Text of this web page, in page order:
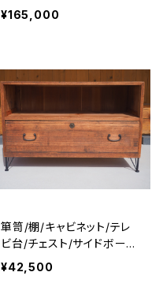
25
¥165,000
箪笥/棚/キャビネット/テレ
ビ台/チェスト/サイドボード/
No.0232-3
¥42,500